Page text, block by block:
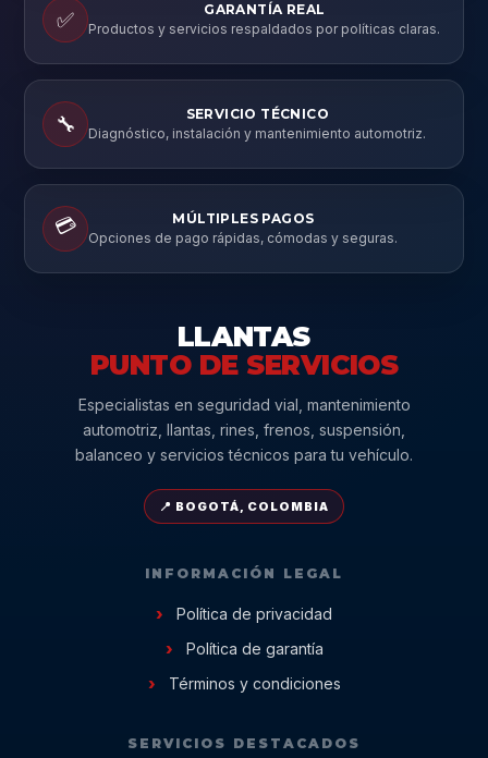
✅
GARANTÍA REAL
Productos y servicios respaldados por políticas claras.
🔧
SERVICIO TÉCNICO
Diagnóstico, instalación y mantenimiento automotriz.
💳
MÚLTIPLES PAGOS
Opciones de pago rápidas, cómodas y seguras.
LLANTAS
PUNTO DE SERVICIOS
Especialistas en seguridad vial, mantenimiento
automotriz, llantas, rines, frenos, suspensión,
balanceo y servicios técnicos para tu vehículo.
📍 BOGOTÁ, COLOMBIA
INFORMACIÓN LEGAL
Política de privacidad
Política de garantía
Términos y condiciones
SERVICIOS DESTACADOS